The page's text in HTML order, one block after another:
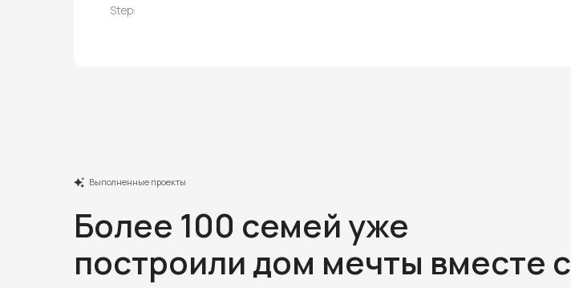
Step:
Более 100 семей уже
построили дом мечты вместе с
Выполненные проекты